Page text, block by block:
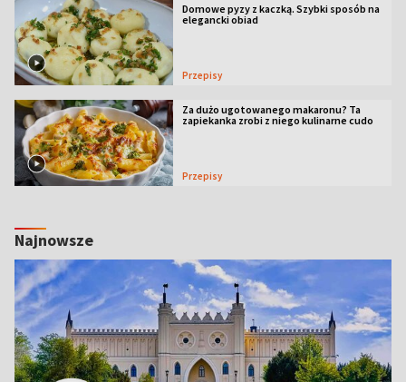
Domowe pyzy z kaczką. Szybki sposób na
elegancki obiad
Przepisy
Za dużo ugotowanego makaronu? Ta
zapiekanka zrobi z niego kulinarne cudo
Przepisy
Najnowsze